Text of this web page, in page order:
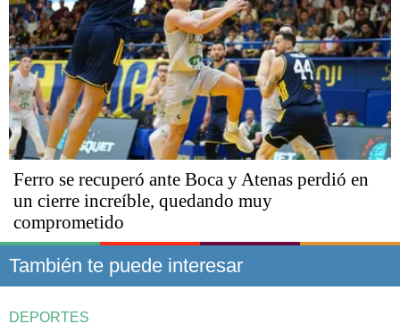
Ferro se recuperó ante Boca y Atenas perdió en
un cierre increíble, quedando muy
comprometido
También te puede interesar
DEPORTES